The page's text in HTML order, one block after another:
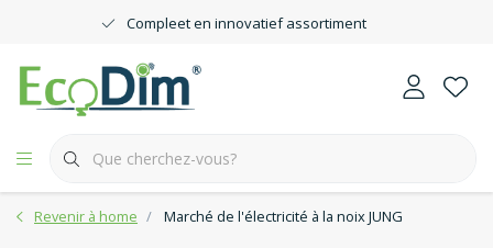
Compleet en innovatief assortiment
Revenir à home Marché de l'électricité à la noix JUNG